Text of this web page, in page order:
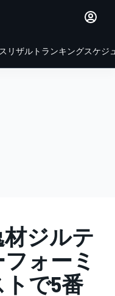
リザルト ランキングスケジ
ジルテ
ォーミ
で5番